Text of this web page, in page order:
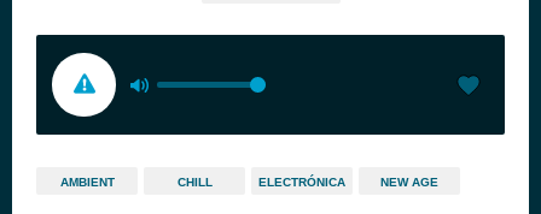
AMBIENT CHILL ELECTRÓNICA NEW AGE